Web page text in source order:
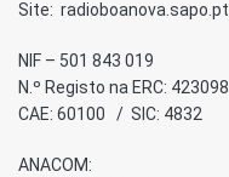
Site: radioboanova.sapo.pt
NIF – 501 843 019
N.º Registo na ERC: 423098
CAE: 60100 / SIC: 4832
ANACOM: